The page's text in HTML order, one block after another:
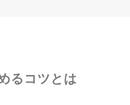
るコツとは